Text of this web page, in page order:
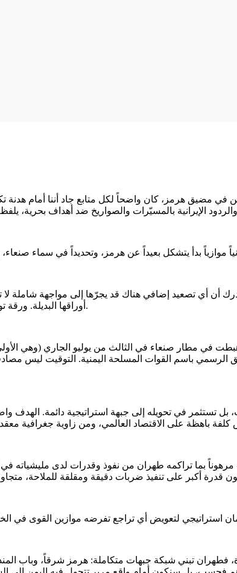
مضيق هرمز، كان واضحاً لكل متابع جاد أننا أمام هدنة
تصعيد إضافي هناك قد يجرّها إلى مواجهة شاملة لا
أوراقها البديلة. ورقة توفر لها هامش ضغط موجع دون صدام مباشر مع واشنطن.
هبطت في مطار صنعاء في الثالث من يوليو الجاري
باسم القوات المسلحة اليمنية. التوقيت ليس
في تحويله إلى جبهة استراتيجية دائمة. الهدف
بما تراكمه طهران من نفوذ وقدرات لدى مليشياته
فطهران تبني شبكة جبهات متكاملة: هرمز شرقاً، وباب